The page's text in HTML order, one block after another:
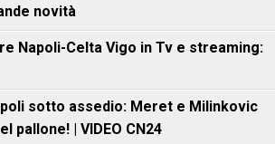
novità
Napoli-Celta Vigo in Tv e streaming:
sotto assedio: Meret e Milinkovic
pallone! | VIDEO CN24